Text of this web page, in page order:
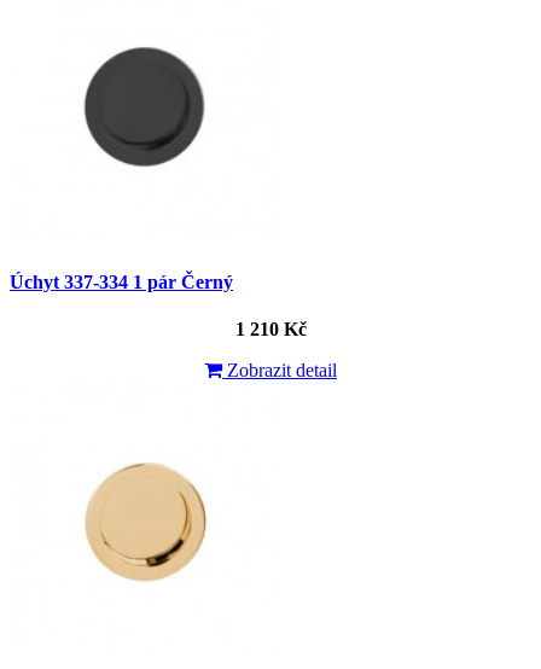
Úchyt 337-334 1 pár Černý
1 210 Kč
Zobrazit detail